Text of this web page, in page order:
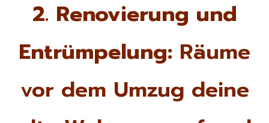
2. Renovierung und
Entrümpelung: Räume
vor dem Umzug deine